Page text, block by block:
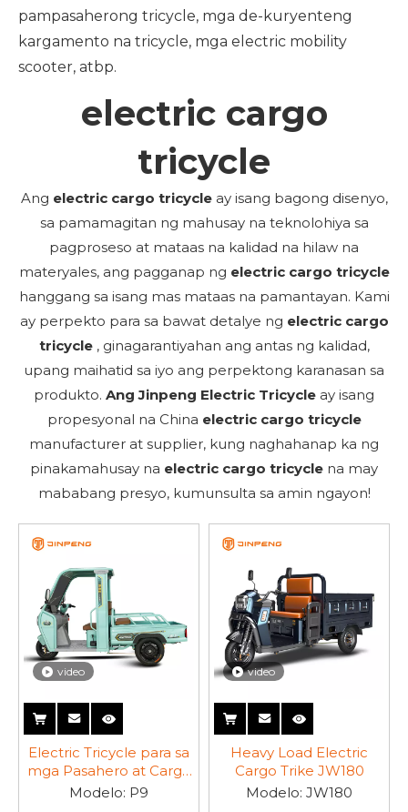
pampasaherong tricycle, mga de-kuryenteng
kargamento na tricycle, mga electric mobility
scooter, atbp.
electric cargo
tricycle
Ang electric cargo tricycle ay isang bagong disenyo,
sa pamamagitan ng mahusay na teknolohiya sa
pagproseso at mataas na kalidad na hilaw na
materyales, ang pagganap ng electric cargo tricycle
hanggang sa isang mas mataas na pamantayan. Kami
ay perpekto para sa bawat detalye ng electric cargo
tricycle , ginagarantiyahan ang antas ng kalidad,
upang maihatid sa iyo ang perpektong karanasan sa
produkto. Ang Jinpeng Electric Tricycle ay isang
propesyonal na China electric cargo tricycle
manufacturer at supplier, kung naghahanap ka ng
pinakamahusay na electric cargo tricycle na may
mababang presyo, kumunsulta sa amin ngayon!
video
Electric Tricycle para sa
mga Pasahero at Cargo
P9
Modelo: P9
video
Heavy Load Electric
Cargo Trike JW180
Modelo: JW180